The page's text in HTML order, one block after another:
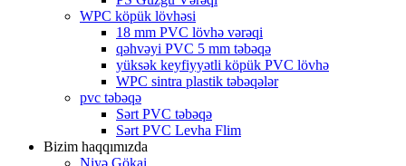
WPC köpük lövhəsi
18 mm PVC lövhə vərəqi
qəhvəyi PVC 5 mm təbəqə
yüksək keyfiyyətli köpük PVC lövhə
WPC sintra plastik təbəqələr
pvc təbəqə
Sərt PVC təbəqə
Sərt PVC Levha Flim
Bizim haqqımızda
Niyə Gökai